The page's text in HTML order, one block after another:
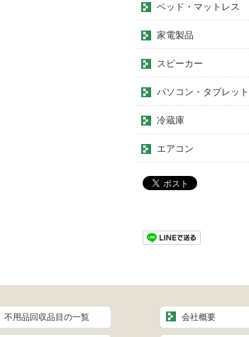
ベッド・マットレス
家電製品
スピーカー
パソコン・タブレット
冷蔵庫
エアコン
不用品回収品目の一覧 会社概要